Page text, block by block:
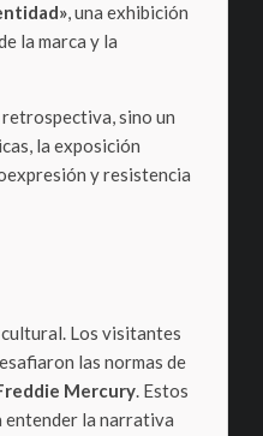
, una exhibición
la marca y la
retrospectiva, sino un
la exposición
y resistencia
Los visitantes
las normas de
Mercury. Estos
entender la narrativa